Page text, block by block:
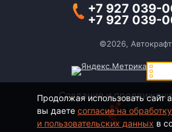
+7 927 039-
+7 927 039-
©2026, Автокрафт
Создание и
Продолжая использовать сайт
вы даете согласие на
и пользовательских данных в